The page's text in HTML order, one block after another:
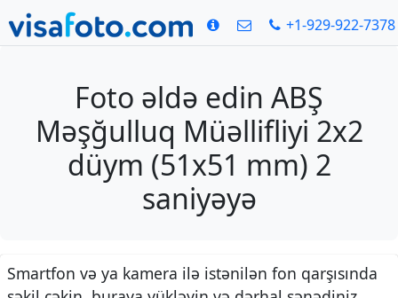
+1-929-922-7378
Foto əldə edin ABŞ
Məşğulluq Müəllifliyi 2x2
düym (51x51 mm) 2
saniyəyə
Smartfon və ya kamera ilə istənilən fon qarşısında